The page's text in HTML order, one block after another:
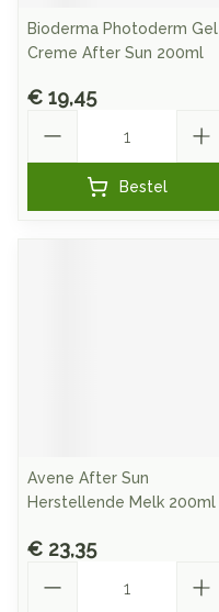
Bioderma Photoderm Gel
Creme After Sun 200ml
€ 19,45
Bestel
Avene After Sun
Herstellende Melk 200ml
€ 23,35